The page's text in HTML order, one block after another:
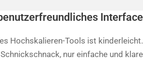
Interface
Hochskalieren-Tools ist kinderleicht.
nur einfache und klare